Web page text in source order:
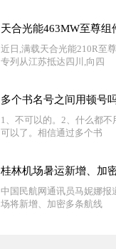
近日,满载天合光能210R至
专列从江苏抵达四川,向四
1、不可以的。2、什么都
可以了。相信通过多个书
桂林机场暑运新增、加
中国民航网通讯员马妮娜报
场将新增、加密多条航线